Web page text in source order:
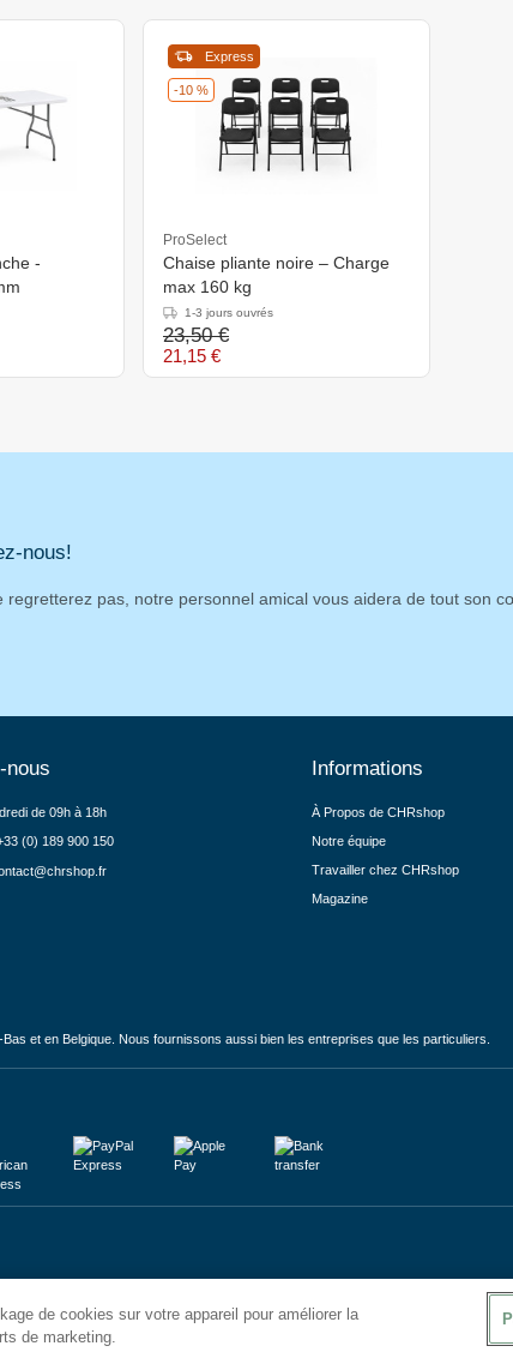
-
-10 %
Express
ProSelect
Chaise pliante noire – Charge
max 160 kg
1-3 jours ouvrés
23,50 €
21,15 €
nous!
regretterez pas, notre personnel amical vous aidera de tout son
nous
de 09h à 18h
(0) 189 900 150
Informations
À Propos de CHRshop
Notre équipe
Travailler chez CHRshop
Magazine
et en Belgique. Nous fournissons aussi bien les entreprises que les particuliers.
de cookies sur votre appareil pour améliorer la
de marketing.